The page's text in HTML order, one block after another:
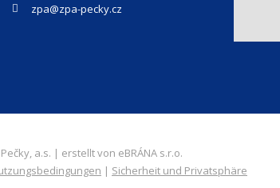
zpa@zpa-pecky.cz
a.s. | erstellt von eBRÁNA s.r.o.
| Sicherheit und Privatsphäre